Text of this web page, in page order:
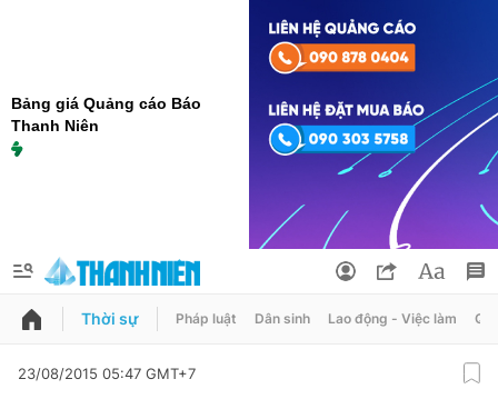
Bảng giá Quảng cáo Báo
Thanh Niên
QUẢNG CÁO
Thời sự Pháp luật Dân sinh Lao động - Việc làm
23/08/2015 05:47 GMT+7